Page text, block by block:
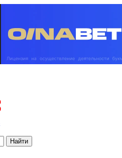
Найти